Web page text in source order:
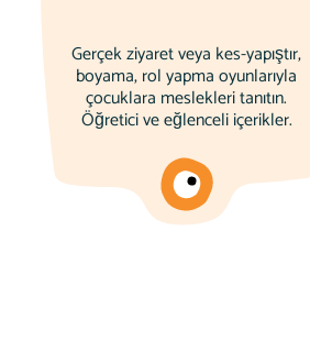
Gerçek ziyaret veya kes-yapıştır,
boyama, rol yapma oyunlarıyla
çocuklara meslekleri tanıtın.
Öğretici ve eğlenceli içerikler.